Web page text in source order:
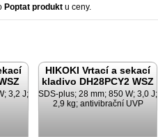
Poptat produktu ceny.
3,2 J;
HIKOKI Vrtací a sekací
kladivo DH28PCY2 WSZ
SDS-plus; 28 mm; 850 W; 3,0 J;
2,9 kg; antivibrační UVP